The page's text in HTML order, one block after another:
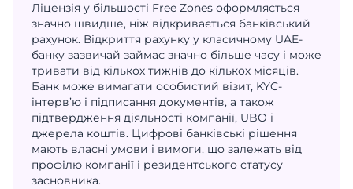
Ліцензія у більшості Free Zones оформляється
значно швидше, ніж відкривається банківський
рахунок. Відкриття рахунку у класичному UAE-
банку зазвичай займає значно більше часу і може
тривати від кількох тижнів до кількох місяців.
Банк може вимагати особистий візит, KYC-
інтерв’ю і підписання документів, а також
підтвердження діяльності компанії, UBO і
джерела коштів. Цифрові банківські рішення
мають власні умови і вимоги, що залежать від
профілю компанії і резидентського статусу
засновника.